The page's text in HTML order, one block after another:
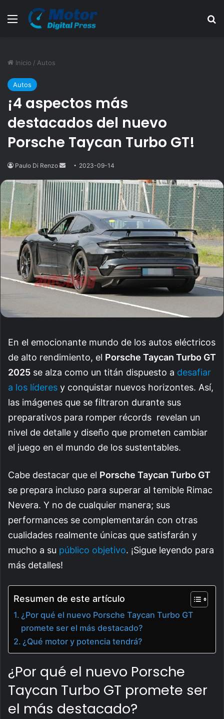
Menú
Inicio / Autos
Autos
¡4 aspectos más
destacados del nuevo
Porsche Taycan Turbo GT!
Paulo Di Renzo
Send
email
2023-09-14
En el emocionante mundo de los autos eléctricos
de alto rendimiento, el Porsche Taycan Turbo GT
2025 se alza como un titán dispuesto a desafiar
a los líderes y conquistar nuevos horizontes. Así,
las imágenes que se filtraron durante sus
preparativos para romper récords revelan un
nivel de detalle y diseño que prometen cambiar
el juego en el mundo de los sustentables.
Cabe destacar que el Porsche Taycan Turbo GT
se prepara incluso para superar al temible Rimac
Nevera. Y no de cualquier manera; sus
performances se complementarán con otras
cualidades realmente únicas que satisfarán y
mucho a su público objetivo. ¡Sigue leyendo para
más detalles!
Resumen de este artículo
¿Por qué el nuevo Porsche Taycan Turbo GT
promete ser el más destacado?
¿Qué motor y potencia tendrá?
¿Por qué el nuevo Porsche
Taycan Turbo GT promete ser
el más destacado?